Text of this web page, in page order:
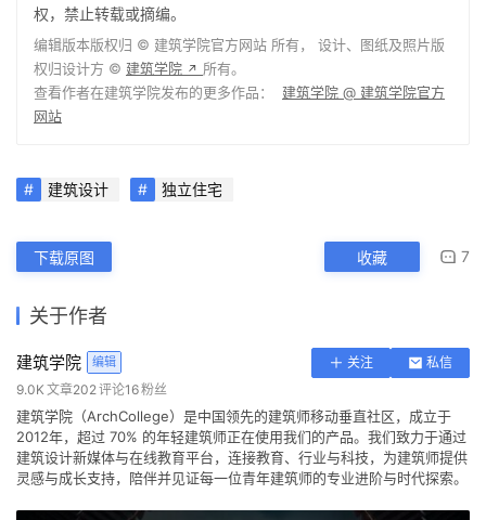
权，禁止转载或摘编。
编辑版本版权归 © 建筑学院官方网站 所有， 设计、图纸及照片版
权归设计方 © 建筑学院 ↗ 所有。
查看作者在建筑学院发布的更多作品： 建筑学院 @ 建筑学院官方
网站
建筑设计 独立住宅
下载原图 收藏 7
关于作者
建筑学院 编辑 关注
私信
9.0K 文章202评论16粉丝
建筑学院（ArchCollege）是中国领先的建筑师移动垂直社区，成立于
2012年，超过 70% 的年轻建筑师正在使用我们的产品。我们致力于通过
建筑设计新媒体与在线教育平台，连接教育、行业与科技，为建筑师提供
灵感与成长支持，陪伴并见证每一位青年建筑师的专业进阶与时代探索。